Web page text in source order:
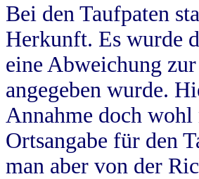
Bei den Taufpaten
Herkunft. Es wurde
eine Abweichung
angegeben wurde.
Annahme doch
Ortsangabe für den
man aber von der